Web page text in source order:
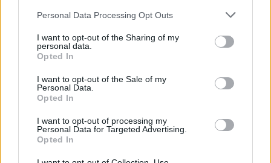
Please note that this website/app uses one or more Google
not limited to your visit or usage behaviour. You may click to
grant or deny consent to Google and its third-party tags to
use your data for below specified purposes in below Google
consent section.
Personal Data Processing Opt Outs
I want to opt-out of the Sharing of my
personal data.
Opted In
I want to opt-out of the Sale of my
Personal Data.
Opted In
I want to opt-out of processing my
Personal Data for Targeted Advertising.
Opted In
ha preso visione ed accetta i termini e le condizioni
riportate nella
PERSONALI.
Invia